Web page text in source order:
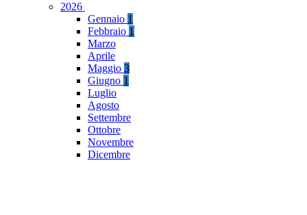
2026
Gennaio 1
Febbraio 1
Marzo
Aprile
Maggio 3
Giugno 1
Luglio
Agosto
Settembre
Ottobre
Novembre
Dicembre